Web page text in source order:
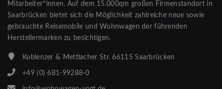
Mitarbeiter*innen. Auf dem 15.000qm großen Firmenstandort in
Saarbrücken bietet sich die Möglichkeit zahlreiche neue sowie
gebrauchte Reisemobile und Wohnwagen der führenden
Herstellermarken zu besichtigen.
Koblenzer & Mettlacher Str. 66115 Saarbrücken
+49 (0) 681-99288-0